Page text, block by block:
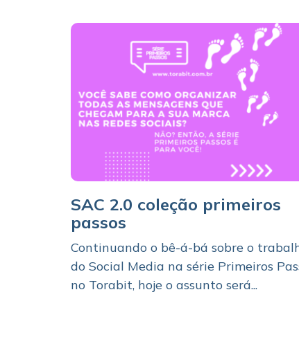
SAC 2.0 coleção primeiros
passos
Continuando o bê-á-bá sobre o
do Social Media na série Primeiros
no Torabit, hoje o assunto será...